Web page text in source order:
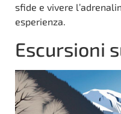
sfide e vivere
esperienza.
Escursioni